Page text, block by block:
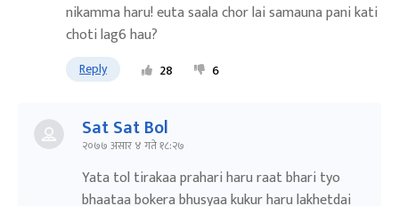
nikamma haru! euta saala chor lai samauna pani kati
choti lag6 hau?
Reply 28 6
Sat Sat Bol
२०७७ असार ४ गते १८:२७
Yata tol tirakaa prahari haru raat bhari tyo
bhaataa bokera bhusyaa kukur haru lakhetdai